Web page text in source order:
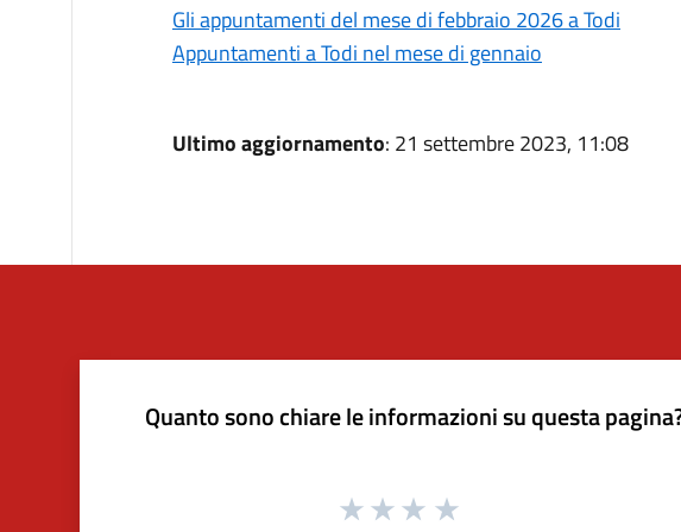
Gli appuntamenti del mese di febbraio 2026 a Todi
Appuntamenti a Todi nel mese di gennaio
Ultimo aggiornamento: 21 settembre 2023, 11:08
Quanto sono chiare le informazioni su questa